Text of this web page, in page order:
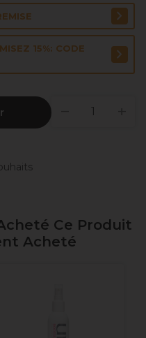
15%: CODE
Ce Produit
Acheté